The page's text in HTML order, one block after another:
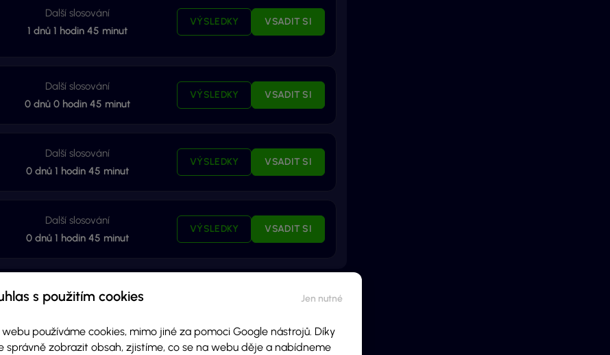
s použitím cookies
webu používáme cookies, mimo jiné za pomoci Google nástrojů. Díky
správně zobrazit obsah, zjistíme, co se na webu děje a nabídneme
Další slosování
1 dnů 1 hodin 45 minut
VÝSLEDKY VSADIT SI
Další slosování
0 dnů 0 hodin 45 minut
VÝSLEDKY VSADIT SI
Další slosování
0 dnů 1 hodin 45 minut
VÝSLEDKY VSADIT SI
Další slosování
0 dnů 1 hodin 45 minut
VÝSLEDKY VSADIT SI